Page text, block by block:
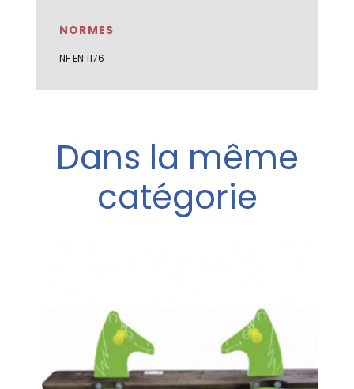
NORMES
NF EN 1176
Dans la même
catégorie